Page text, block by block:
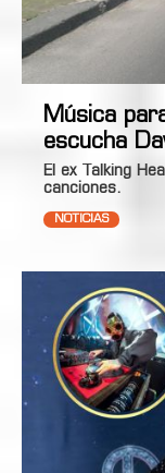
Música
escucha
El ex Talking
canciones.
NOTICIAS